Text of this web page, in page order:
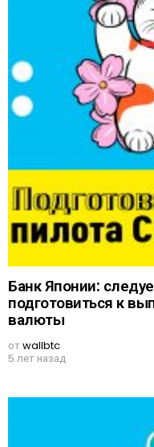
Банк Японии:
подготовиться к
валюты
отwallbtc
5 лет назад